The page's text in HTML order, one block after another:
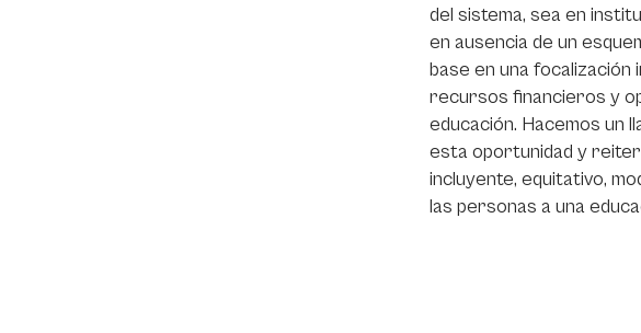
del sistema, sea en
en ausencia de un
base en una focalización
recursos financieros y
educación. Hacemos un
esta oportunidad y
incluyente, equitativo,
las personas a una